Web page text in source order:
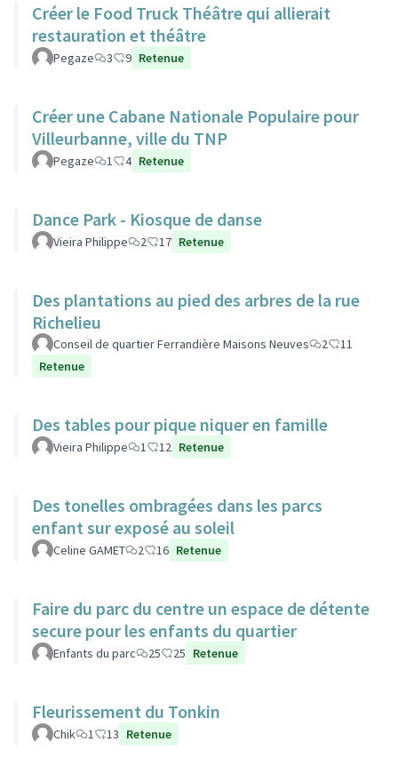
Créer le Food Truck Théâtre qui allierait
restauration et théâtre
Pegaze 3 9 Retenue
Créer une Cabane Nationale Populaire pour
Villeurbanne, ville du TNP
Pegaze 1 4 Retenue
Dance Park - Kiosque de danse
Vieira Philippe 2 17 Retenue
Des plantations au pied des arbres de la rue
Richelieu
Conseil de quartier Ferrandière Maisons Neuves 2
11
Retenue
Des tables pour pique niquer en famille
Vieira Philippe 1 12 Retenue
Des tonelles ombragées dans les parcs
enfant sur exposé au soleil
Celine GAMET 2 16 Retenue
Faire du parc du centre un espace de détente
secure pour les enfants du quartier
Enfants du parc 25 25 Retenue
Fleurissement du Tonkin
Chik 1 13 Retenue